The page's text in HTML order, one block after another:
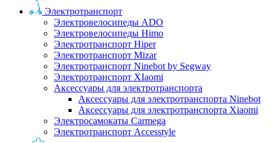
Электротранспорт
Электровелосипеды ADO
Электровелосипеды Himo
Электротранспорт Hiper
Электротранспорт Mizar
Электротранспорт Ninebot by Segway
Электротранспорт XIaomi
Аксессуары для электротранспорта
Аксессуары для электротранспорта Ninebot
Аксессуары для электротранспорта Xiaomi
Электросамокаты Carmega
Электротранспорт Accesstyle